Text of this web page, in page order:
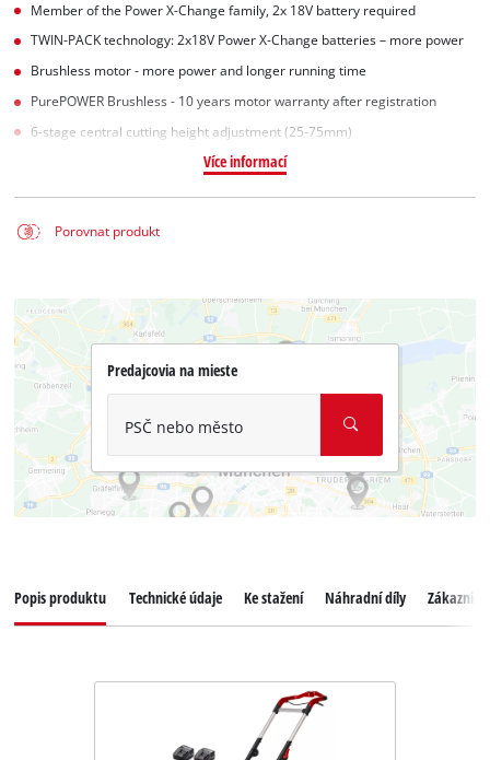
Member of the Power X-Change family, 2x 18V battery required
TWIN-PACK technology: 2x18V Power X-Change batteries – more power
Brushless motor - more power and longer running time
PurePOWER Brushless - 10 years motor warranty after registration
6-stage central cutting height adjustment (25-75mm)
Více informací
Porovnat produkt
Predajcovia na mieste
PSČ nebo město
Popis produktu Technické údaje Ke stažení Náhradní díly